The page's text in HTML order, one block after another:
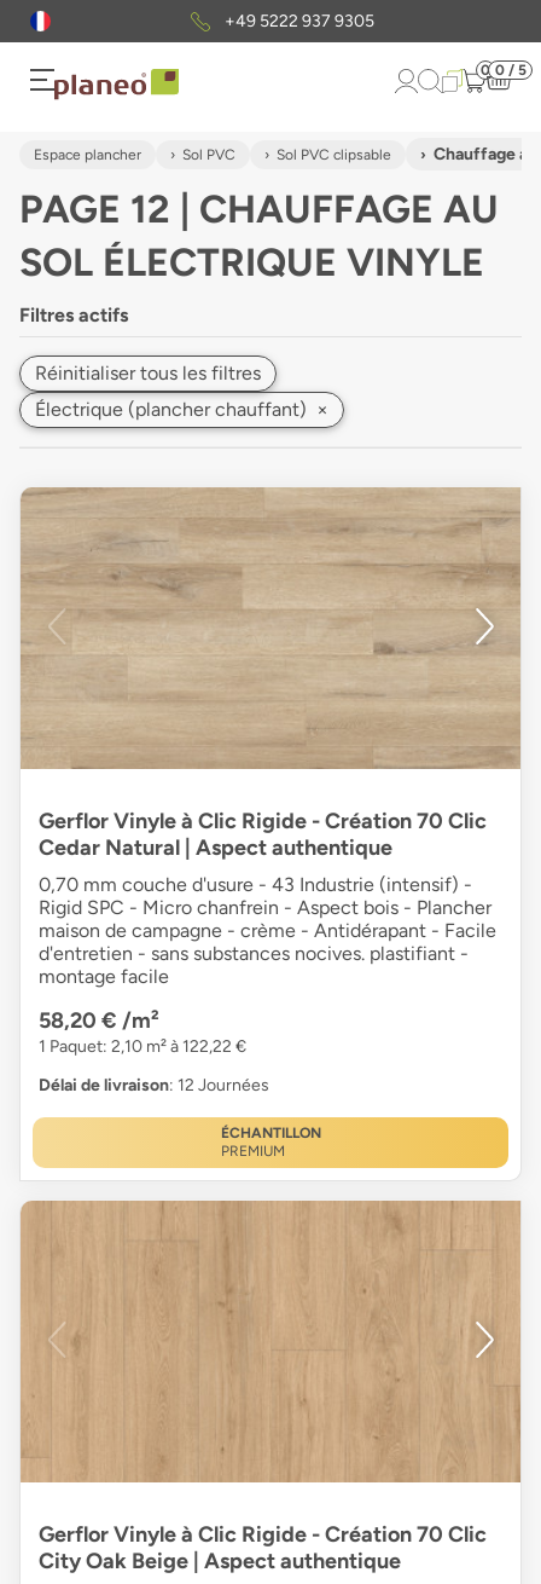
Envoi gratuit d'échantillons
0 0 / 5
Espace plancher Sol PVC Sol PVC clipsable Chauffage
PAGE 12 | CHAUFFAGE AU
SOL ÉLECTRIQUE VINYLE
Filtres actifs
Réinitialiser tous les filtres
Électrique (plancher chauffant) ×
Gerflor Vinyle à Clic Rigide - Création 70 Clic
Cedar Natural | Aspect authentique
0,70 mm couche d'usure - 43 Industrie (intensif) -
Rigid SPC - Micro chanfrein - Aspect bois - Plancher
maison de campagne - crème - Antidérapant - Facile
d'entretien - sans substances nocives. plastifiant -
montage facile
58,20 € /m²
1 Paquet: 2,10 m² à 122,22 €
Délai de livraison: 12 Journées
ÉCHANTILLON
PREMIUM
Gerflor Vinyle à Clic Rigide - Création 70 Clic
City Oak Beige | Aspect authentique